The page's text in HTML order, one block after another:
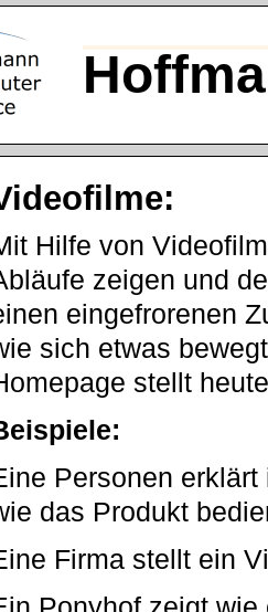
Hilfe von
zeigen und
eingefrorenen
sich etwas
stellt
Personen
das Produkt
Firma stellt ein